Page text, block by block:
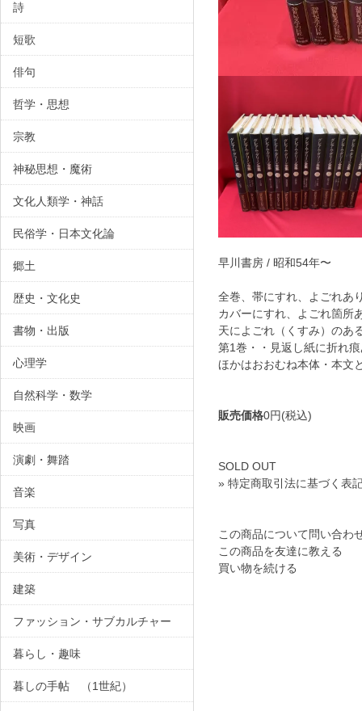
早川書房 / 昭和54年〜
全巻、帯にすれ、よごれ
カバーにすれ、よごれ箇
天によごれ（くすみ）の
第1巻・・見返し紙に折れ
ほかはおおむね本体・本文
販売価格0円(税込)
SOLD OUT
» 特定商取引法に基づく表
この商品について問い合わ
この商品を友達に教える
買い物を続ける
詩
短歌
俳句
哲学・思想
宗教
神秘思想・魔術
文化人類学・神話
民俗学・日本文化論
郷土
歴史・文化史
書物・出版
心理学
自然科学・数学
映画
演劇・舞踏
音楽
写真
美術・デザイン
建築
ファッション・サブカルチャー
暮らし・趣味
暮しの手帖 （1世紀）